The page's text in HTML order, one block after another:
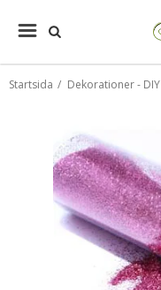
Startsida / Dekorationer - DIY